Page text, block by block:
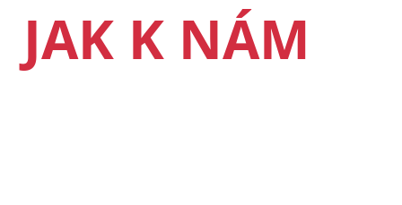
JAK K NÁM